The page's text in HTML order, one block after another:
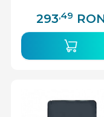
293,49